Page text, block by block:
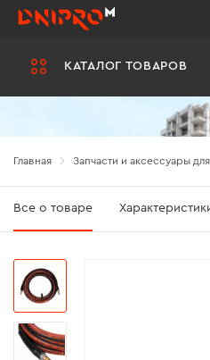
КАТАЛОГ ТОВАРОВ
Главная Запчасти и аксессуары
Все о товаре